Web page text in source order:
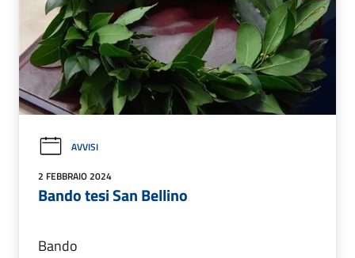
AVVISI
2 FEBBRAIO 2024
Bando tesi San Bellino
Bando